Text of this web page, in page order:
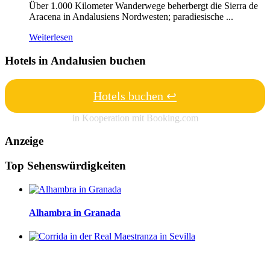
Über 1.000 Kilometer Wanderwege beherbergt die Sierra de
Aracena in Andalusiens Nordwesten; paradiesische ...
Weiterlesen
Hotels in Andalusien buchen
Hotels buchen ↩
in Kooperation mit Booking.com
Anzeige
Top Sehenswürdigkeiten
Alhambra in Granada